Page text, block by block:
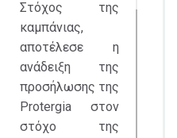
Στόχος της
καμπάνιας,
αποτέλεσε η
ανάδειξη της
προσήλωσης της
Protergia στον
στόχο της